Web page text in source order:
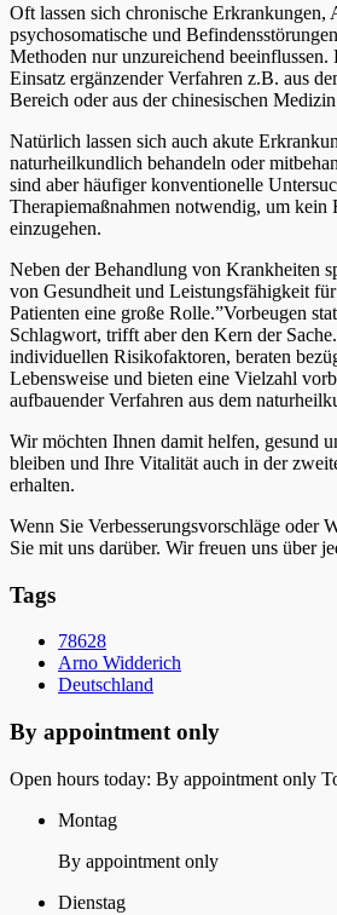
Oft lassen sich chronische Erkrankungen,
psychosomatische und
Methoden nur unzureichend
Einsatz ergänzender Verfahren z.B. aus
Bereich oder aus der chinesischen
Natürlich lassen sich auch akute
naturheilkundlich behandeln oder
sind aber häufiger konventionelle
Therapiemaßnahmen notwendig, um
einzugehen.
Neben der Behandlung von Krankheiten
von Gesundheit und Leistungsfähigkeit
Patienten eine große Rolle.”Vorbeugen
Schlagwort, trifft aber den Kern der
individuellen Risikofaktoren, beraten
Lebensweise und bieten eine Vielzahl
aufbauender Verfahren aus dem
Wir möchten Ihnen damit helfen, gesund
bleiben und Ihre Vitalität auch in der
erhalten.
Wenn Sie Verbesserungsvorschläge oder
Sie mit uns darüber. Wir freuen uns über
Tags
78628
Arno Widderich
Deutschland
By appointment only
Open hours today: By appointment only
Montag
By appointment only
Dienstag